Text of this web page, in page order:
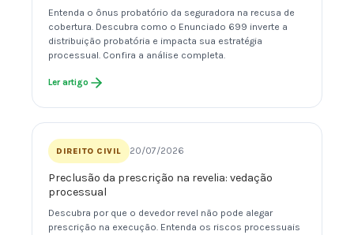
Entenda o ônus probatório da seguradora na recusa de
cobertura. Descubra como o Enunciado 699 inverte a
distribuição probatória e impacta sua estratégia
processual. Confira a análise completa.
Ler artigo
DIREITO CIVIL 20/07/2026
Preclusão da prescrição na revelia: vedação
processual
Descubra por que o devedor revel não pode alegar
prescrição na execução. Entenda os riscos processuais